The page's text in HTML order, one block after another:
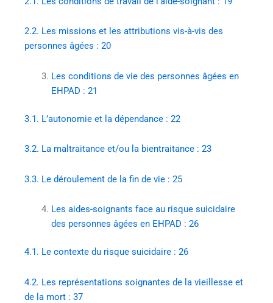
2.2. Les missions et les attributions vis-à-vis des
personnes âgées : 20
Les conditions de vie des personnes âgées en
EHPAD : 21
3.1. L’autonomie et la dépendance : 22
3.2. La maltraitance et/ou la bientraitance : 23
3.3. Le déroulement de la fin de vie : 25
Les aides-soignants face au risque suicidaire
des personnes âgées en EHPAD : 26
4.1. Le contexte du risque suicidaire : 26
4.2. Les représentations soignantes de la vieillesse et
de la mort : 37